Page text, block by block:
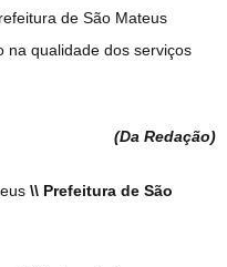
de São Mateus
na qualidade dos serviços
(Da Redação)
\\ Prefeitura de São